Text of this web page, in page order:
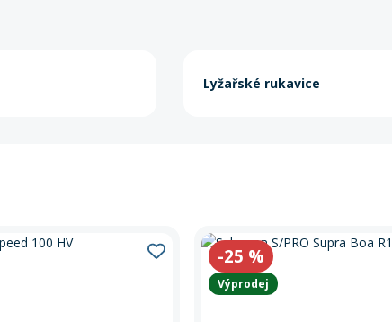
Lyžařské rukavice
-25 %
Výprodej